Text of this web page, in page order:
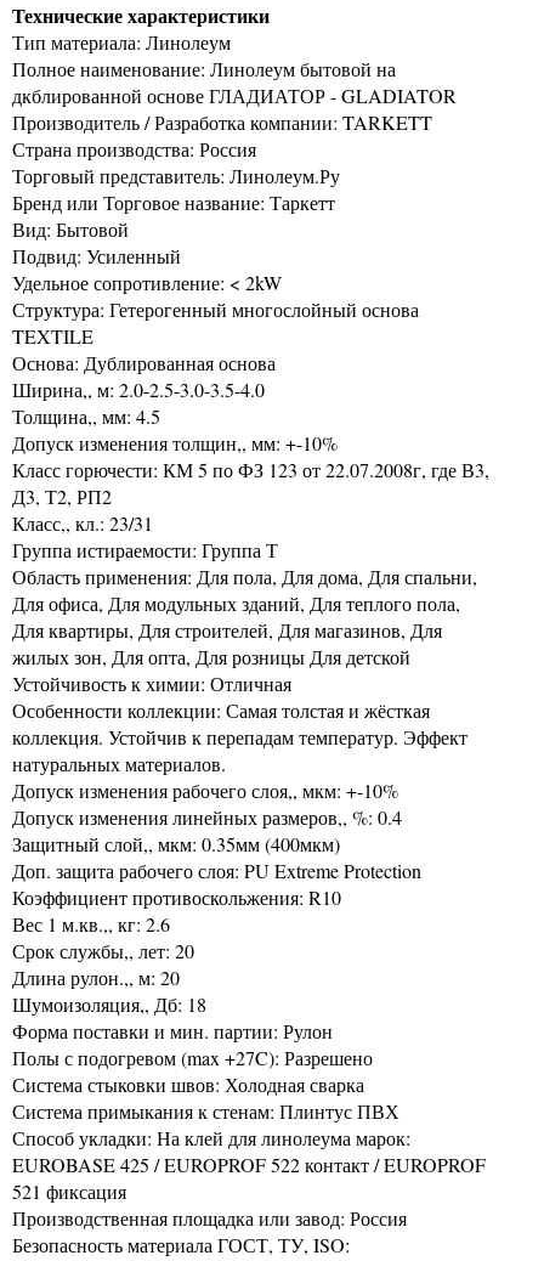
Технические характеристики
Тип материала: Линолеум
Полное наименование: Линолеум бытовой на
дкблированной основе ГЛАДИАТОР - GLADIATOR
Производитель / Разработка компании: TARKETT
Страна производства: Россия
Торговый представитель: Линолеум.Ру
Бренд или Торговое название: Таркетт
Вид: Бытовой
Подвид: Усиленный
Удельное сопротивление: < 2kW
Структура: Гетерогенный многослойный основа
TEXTILE
Основа: Дублированная основа
Ширина,, м: 2.0-2.5-3.0-3.5-4.0
Толщина,, мм: 4.5
Допуск изменения толщин,, мм: +-10%
Класс горючести: КМ 5 по ФЗ 123 от 22.07.2008г, где В3,
Д3, Т2, РП2
Класс,, кл.: 23/31
Группа истираемости: Группа Т
Область применения: Для пола, Для дома, Для спальни,
Для офиса, Для модульных зданий, Для теплого пола,
Для квартиры, Для строителей, Для магазинов, Для
жилых зон, Для опта, Для розницы Для детской
Устойчивость к химии: Отличная
Особенности коллекции: Самая толстая и жёсткая
коллекция. Устойчив к перепадам температур. Эффект
натуральных материалов.
Допуск изменения рабочего слоя,, мкм: +-10%
Допуск изменения линейных размеров,, %: 0.4
Защитный слой,, мкм: 0.35мм (400мкм)
Доп. защита рабочего слоя: PU Extreme Protection
Коэффициент противоскольжения: R10
Вес 1 м.кв.,, кг: 2.6
Срок службы,, лет: 20
Длина рулон.,, м: 20
Шумоизоляция,, Дб: 18
Форма поставки и мин. партии: Рулон
Полы с подогревом (max +27C): Разрешено
Система стыковки швов: Холодная сварка
Система примыкания к стенам: Плинтус ПВХ
Способ укладки: На клей для линолеума марок:
EUROBASE 425 / EUROPROF 522 контакт / EUROPROF
521 фиксация
Производственная площадка или завод: Россия
Безопасность материала ГОСТ, ТУ, ISO: